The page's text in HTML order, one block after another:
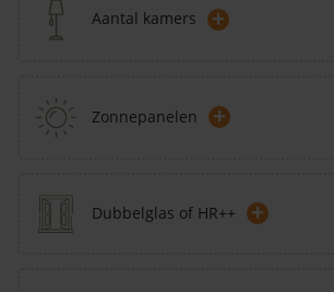
Aantal kamers +
Zonnepanelen +
Dubbelglas of HR++ +